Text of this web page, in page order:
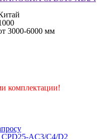
3000-6000 мм
комплектации!